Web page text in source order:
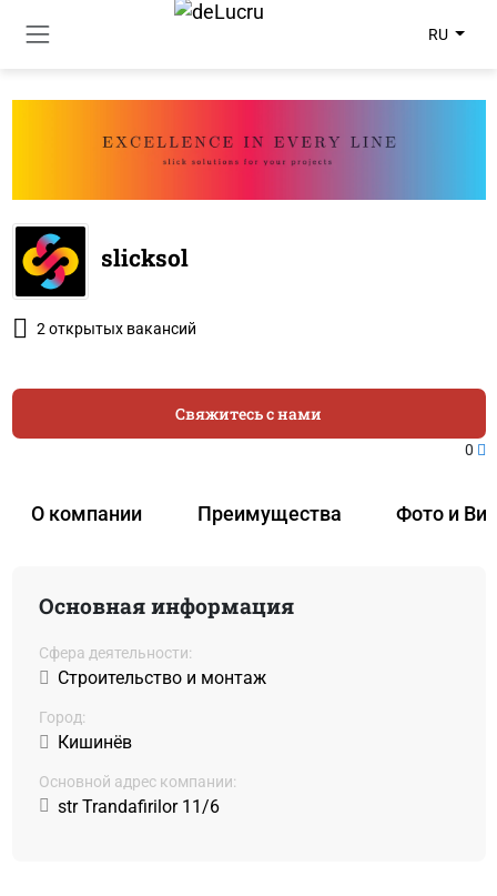
RU
slicksol
2 открытых вакансий
О компании Преимущества Фото и
Свяжитесь с нами
0
Основная информация
Сфера деятельности:
Строительство и монтаж
Город:
Кишинёв
Основной адрес компании:
str Trandafirilor 11/6